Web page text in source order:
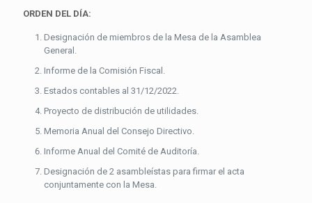
ORDEN DEL DÍA:
Designación de miembros de la Mesa de la Asamblea
General.
Informe de la Comisión Fiscal.
Estados contables al 31/12/2022.
Proyecto de distribución de utilidades.
Memoria Anual del Consejo Directivo.
Informe Anual del Comité de Auditoría.
Designación de 2 asambleístas para firmar el acta
conjuntamente con la Mesa.